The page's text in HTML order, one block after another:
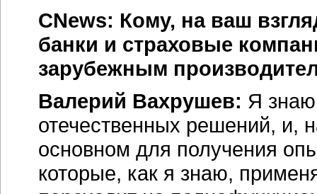
CNews: Кому, на ваш
банки и страховые
зарубежным
Валерий Вахрушев: Я
отечественных решений, и,
основном для получения
которые, как я знаю,